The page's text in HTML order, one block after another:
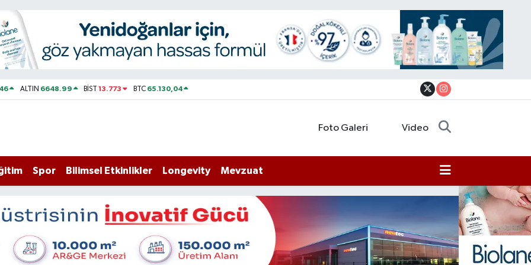
ALTIN 6648.99 BİST13.773 BTC 65.130,04
Foto Galeri Video
Spor Bilimsel Etkinlikler Longevity Mevzuat